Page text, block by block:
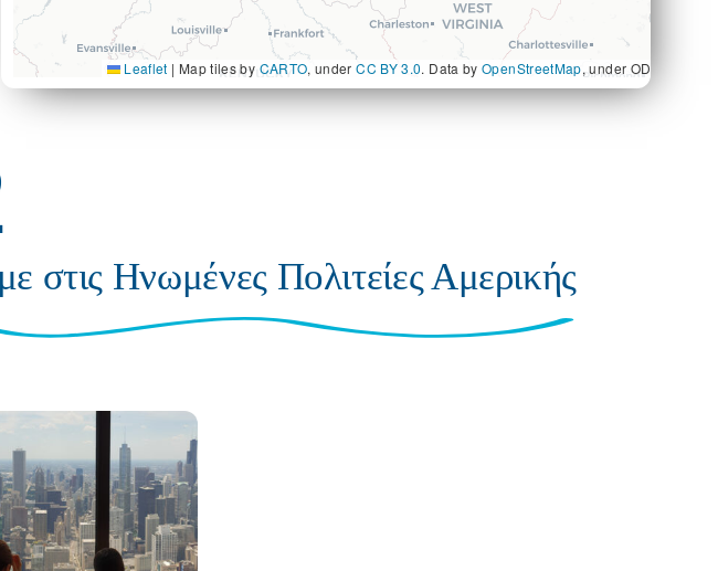
Leaflet | Map tiles by CARTO, underCC BY 3.0. Data byOpenStreetMap, under ODbL.
στις Ηνωμένες Πολιτείες Αμερικής